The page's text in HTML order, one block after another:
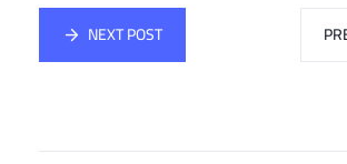
NEXT POST